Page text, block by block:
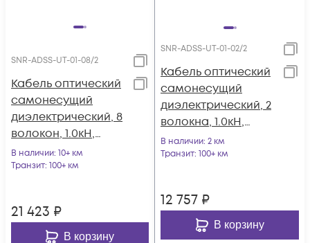
SNR-ADSS-UT-01-08/2
Кабель оптический
самонесущий
диэлектрический, 8
волокон, 1.0кН,
5.0мм, катушка 2км.
В наличии: 10+ км
Транзит: 100+ км
21 423 ₽
В корзину
SNR-ADSS-UT-01-02/2
Кабель оптический
самонесущий
диэлектрический, 2
волокна, 1.0кН,
5.0мм, катушка 2км.
В наличии: 2 км
Транзит: 100+ км
12 757 ₽
В корзину